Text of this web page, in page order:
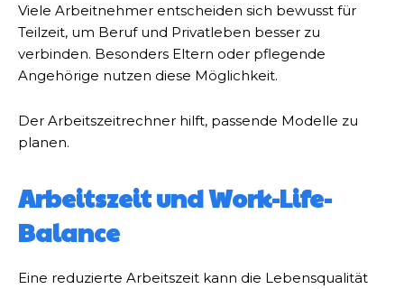
Viele Arbeitnehmer entscheiden sich bewusst für
Teilzeit, um Beruf und Privatleben besser zu
verbinden. Besonders Eltern oder pflegende
Angehörige nutzen diese Möglichkeit.
Der Arbeitszeitrechner hilft, passende Modelle zu
planen.
Arbeitszeit und Work-Life-
Balance
Eine reduzierte Arbeitszeit kann die Lebensqualität